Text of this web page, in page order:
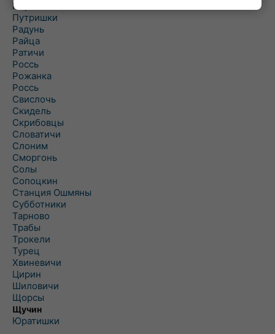
Порозово
Путришки
Радунь
Райца
Ратичи
Роcсь
Рожанка
Россь
Свислочь
Скидель
Скрибовцы
Словатичи
Слоним
Сморгонь
Солы
Сопоцкин
Станция Ошмяны
Субботники
Тарново
Трабы
Трокели
Турец
Хвиневичи
Цирин
Шиловичи
Щорсы
Щучин
Юратишки